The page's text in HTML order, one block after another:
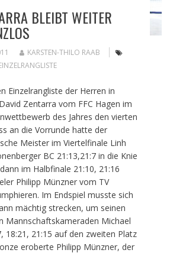
BLEIBT WEITER
KARSTEN-THILO RAAB
Einzelrangliste der Herren in
Zentarra vom FFC Hagen im
des Jahres den vierten
an die Vorrunde hatte der
Meister im Viertelfinale Linh
BC 21:13,21:7 in die Knie
im Halbfinale 21:10, 21:16
Philipp Münzner vom TV
Im Endspiel musste sich
mächtig strecken, um seinen
Mannschaftskameraden Michael
18:21, 21:15 auf den zweiten Platz
eroberte Philipp Münzner, der